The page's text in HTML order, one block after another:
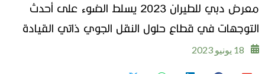
معرض دبي للطيران 2023 يسلط الضوء على أحدث
التوجهات في قطاع حلول النقل الجوي ذاتي القيادة
18 يونيو 2023